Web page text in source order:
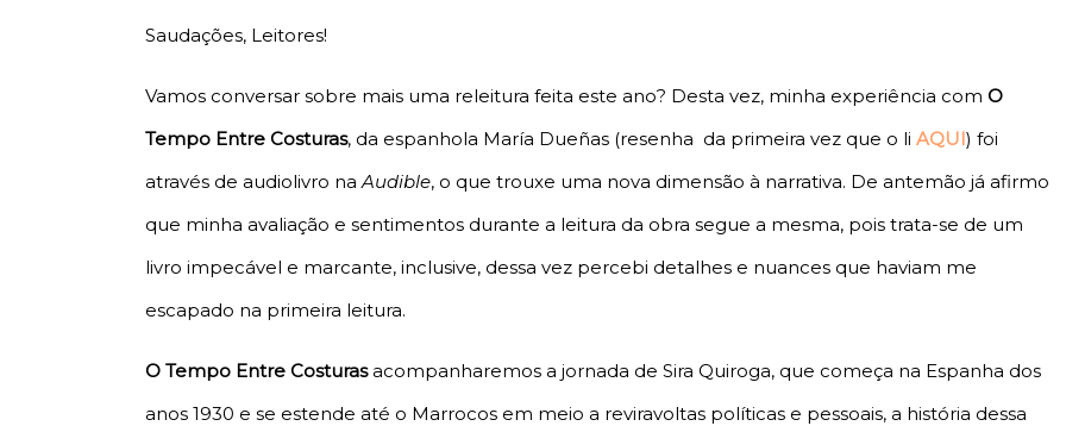
Saudações, Leitores!
Vamos conversar sobre mais uma releitura feita este ano? Desta vez, minha experiência com O
Tempo Entre Costuras, da espanhola María Dueñas (resenha da primeira vez que o li AQUI) foi
através de audiolivro na Audible, o que trouxe uma nova dimensão à narrativa. De antemão já afirmo
que minha avaliação e sentimentos durante a leitura da obra segue a mesma, pois trata-se de um
livro impecável e marcante, inclusive, dessa vez percebi detalhes e nuances que haviam me
escapado na primeira leitura.
O Tempo Entre Costurasacompanharemos a jornada de Sira Quiroga, que começa na Espanha dos
anos 1930 e se estende até o Marrocos em meio a reviravoltas políticas e pessoais, a história dessa